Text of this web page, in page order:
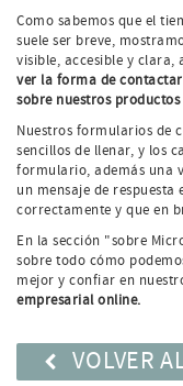
Como sabemos que el
suele ser breve,
visible, accesible y clara,
ver la forma de
sobre nuestros productos
Nuestros formularios de
sencillos de llenar, y los
formulario, además una
un mensaje de respuesta
correctamente y que en
En la sección "sobre
sobre todo cómo
mejor y confiar en
empresarial online.
VOLVER